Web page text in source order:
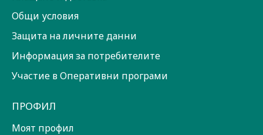
Общи условия
Защита на личните данни
Информация за потребителите
Участие в Оперативни програми
ПРОФИЛ
Моят профил